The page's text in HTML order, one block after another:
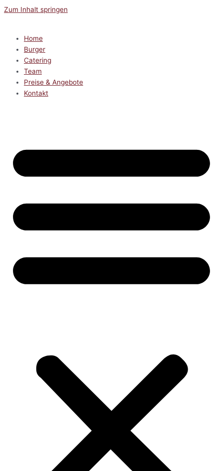
Zum Inhalt springen
Home
Burger
Catering
Team
Preise & Angebote
Kontakt